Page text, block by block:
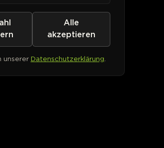
Alle
akzeptieren
unserer Datenschutzerklärung